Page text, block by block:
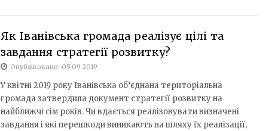
Як Іванівська громада реалізує цілі та
завдання стратегії розвитку?
Опубліковано: 05.09.2019
У квітні 2019 року Іванівська об’єднана територіальна
громада затвердила документ стратегії розвитку на
найближчі сім років. Чи вдається реалізовувати визначені
завдання і які перешкоди виникають на шляху їх реалізації,